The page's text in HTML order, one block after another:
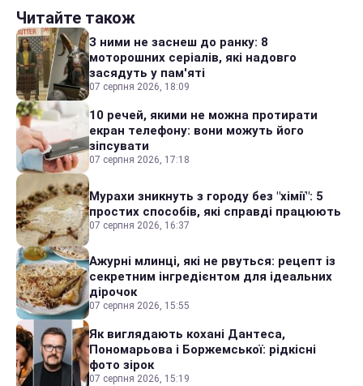
Читайте також
З ними не заснеш до ранку: 8
моторошних серіалів, які надовго
засядуть у пам'яті
07 серпня 2026, 18:09
10 речей, якими не можна протирати
екран телефону: вони можуть його
зіпсувати
07 серпня 2026, 17:18
Мурахи зникнуть з городу без "хімії": 5
простих способів, які справді працюють
07 серпня 2026, 16:37
Ажурні млинці, які не рвуться: рецепт із
секретним інгредієнтом для ідеальних
дірочок
07 серпня 2026, 15:55
Як виглядають кохані Дантеса,
Пономарьова і Боржемської: рідкісні
фото зірок
07 серпня 2026, 15:19